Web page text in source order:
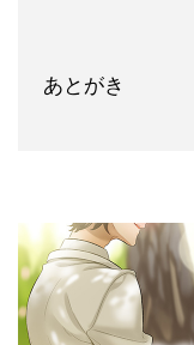
あとがき